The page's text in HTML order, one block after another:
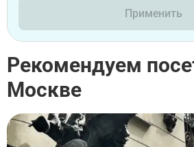
Применить
Рекомендуем
Москве